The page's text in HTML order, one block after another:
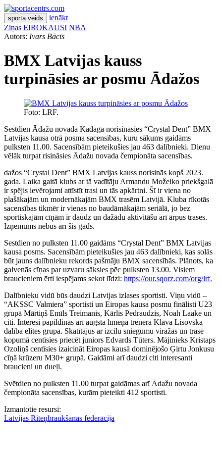
sporta veids
ienākt
Ziņas EIROKAUSI NBA
Autors: Ivars Bācis
BMX Latvijas kauss
turpināsies ar posmu Ādažos
Foto: LRF.
Sestdien Ādažu novada Kadagā norisināsies “Crystal Dent” BMX
Latvijas kausa otrā posma sacensības, kuru sākums gaidāms
pulksten 11.00. Sacensībām pieteikušies jau 463 dalībnieki. Dienu
vēlāk turpat risināsies Ādažu novada čempionāta sacensības.
dažos “Crystal Dent” BMX Latvijas kauss norisinās kopš 2023.
gada. Laika gaitā klubs ar tā vadītāju Armandu Možeiko priekšgalā
ir spējis ievērojami attīstīt trasi un tās apkārtni. Šī ir viena no
plašākajām un modernākajām BMX trasēm Latvijā. Kluba rīkotās
sacensības tikmēr ir vienas no baudāmākajām seriālā, jo bez
sportiskajām cīņām ir daudz un dažādu aktivitāšu arī ārpus trases.
Izņēmums nebūs arī šis gads.
Sestdien no pulksten 11.00 gaidāms “Crystal Dent” BMX Latvijas
kausa posms. Sacensībām pieteikušies jau 463 dalībnieki, kas solās
būt jauns dalībnieku rekords pašmāju BMX sacensībās. Plānots, ka
galvenās cīņas par uzvaru sāksies pēc pulksten 13.00. Visiem
braucieniem ērti iespējams sekot līdzi: https://our.sqorz.com/org/lrf.
Dalībnieku vidū būs daudzi Latvijas izlases sportisti. Viņu vidū –
“AKSSC Valmiera” sportisti un Eiropas kausa posmu finālisti U23
grupā Mārtiņš Emīls Treimanis, Kārlis Pedraudzis, Noah Laake un
citi. Interesi papildinās arī augsta līmeņa trenera Klāva Lisovska
dalība elites grupā. Skatītājus ar izcilu sniegumu virāžās un trasē
kopumā centīsies priecēt juniors Edvards Tūters. Mājinieks Kristaps
Ozoliņš centīsies izaicināt Eiropas kausā dominējošo Ģirtu Jonkusu
cīņā krūzeru M30+ grupā. Gaidāmi arī daudzi citi interesanti
braucieni un dueļi.
Svētdien no pulksten 11.00 turpat gaidāmas arī Ādažu novada
čempionāta sacensības, kurām pieteikti 412 sportisti.
Izmantotie resursi:
Latvijas Riteņbraukšanas federācija